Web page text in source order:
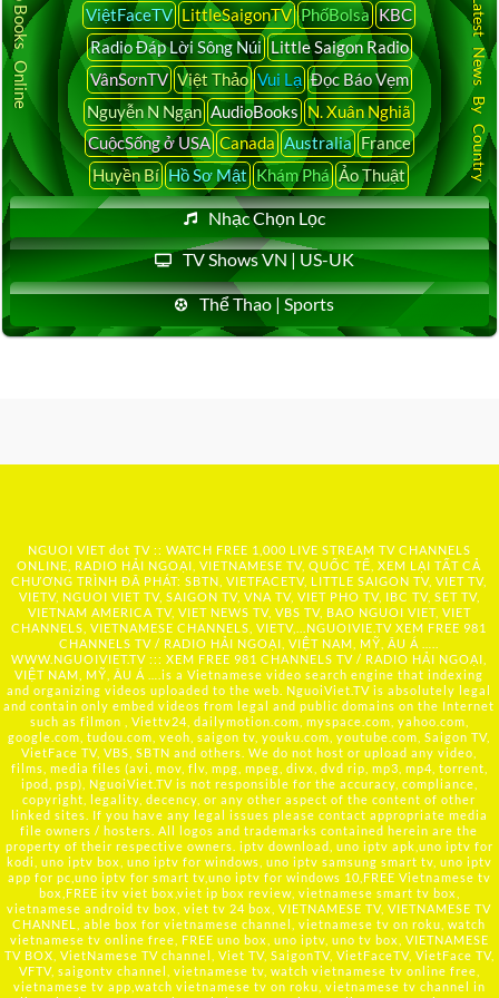
ViệtFaceTV LittleSaigonTV PhốBolsa KBC
Radio Đáp Lời Sông Núi Little Saigon Radio
VânSơnTV Việt Thảo Vui Lạ Đọc Báo Vẹm
Nguyễn N Ngạn AudioBooks N. Xuân Nghiã
CuộcSống ở USA Canada Australia France
Huyền Bí Hồ Sơ Mật Khám Phá Ảo Thuật
Nhạc Chọn Lọc
TV Shows VN | US-UK
Thể Thao | Sports
Audio Books Online Latest News By Country
NGUOI VIET dot TV :: WATCH FREE 1,000 LIVE STREAM TV CHANNELS
ONLINE, RADIO HẢI NGOẠI, VIETNAMESE TV, QUỐC TẾ, XEM LẠI TẤT CẢ
CHƯƠNG TRÌNH ĐÃ PHÁT: SBTN, VIETFACETV, LITTLE SAIGON TV, VIET TV,
VIETV, NGUOI VIET TV, SAIGON TV, VNA TV, VIET PHO TV, IBC TV, SET TV,
VIETNAM AMERICA TV, VIET NEWS TV, VBS TV, BAO NGUOI VIET, VIET
CHANNELS, VIETNAMESE CHANNELS, VIETV,... NGUOIVIE.TV XEM FREE 981
CHANNELS TV / RADIO HẢI NGOẠI, VIỆT NAM, MỸ, ÂU Á …..
WWW.NGUOIVIET.TV ::: XEM FREE 981 CHANNELS TV / RADIO HẢI NGOẠI,
VIỆT NAM, MỸ, ÂU Á ….is a Vietnamese video search engine that indexing
and organizing videos uploaded to the web. NguoiViet.TV is absolutely legal
and contain only embed videos from legal and public domains on the Internet
such as filmon , Viettv24, dailymotion.com, myspace.com, yahoo.com,
google.com, tudou.com, veoh, saigon tv, youku.com, youtube.com, Saigon TV,
VietFace TV, VBS, SBTN and others. We do not host or upload any video,
films, media files (avi, mov, flv, mpg, mpeg, divx, dvd rip, mp3, mp4, torrent,
ipod, psp), NguoiViet.TV is not responsible for the accuracy, compliance,
copyright, legality, decency, or any other aspect of the content of other
linked sites. If you have any legal issues please contact appropriate media
file owners / hosters. All logos and trademarks contained herein are the
property of their respective owners. iptv download, uno iptv apk,uno iptv for
kodi, uno iptv box, uno iptv for windows, uno iptv samsung smart tv, uno iptv
app for pc,uno iptv for smart tv,uno iptv for windows 10,FREE Vietnamese tv
box,FREE itv viet box,viet ip box review, vietnamese smart tv box,
vietnamese android tv box, viet tv 24 box, VIETNAMESE TV, VIETNAMESE TV
CHANNEL, able box for vietnamese channel, vietnamese tv on roku, watch
vietnamese tv online free, FREE uno box, uno iptv, uno tv box, VIETNAMESE
TV BOX, VietNamese TV channel, Viet TV, SaigonTV, VietFaceTV, VietFace TV,
VFTV, saigontv channel, vietnamese tv, watch vietnamese tv online free,
vietnamese tv app,watch vietnamese tv on roku, vietnamese tv channel in